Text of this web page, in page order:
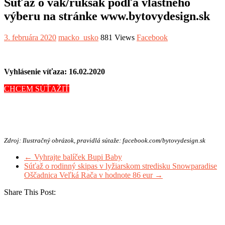
Súťaž o vak/ruksak podľa vlastného
výberu na stránke www.bytovydesign.sk
3. februára 2020 macko_usko 881 Views Facebook
Vyhlásenie víťaza: 16.02.2020
CHCEM SÚŤAŽIŤ
Zdroj: Ilustračný obrázok, pravidlá sútaže: facebook.com/bytovydesign.sk
← Vyhrajte balíček Bupi Baby
Súťaž o rodinný skipas v lyžiarskom stredisku Snowparadise
Oščadnica Veľká Rača v hodnote 86 eur →
Share This Post: